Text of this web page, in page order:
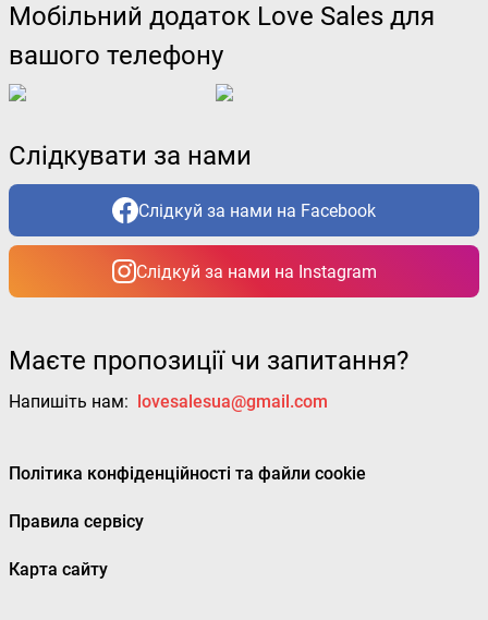
Мобільний додаток Love Sales для
вашого телефону
Слідкувати за нами
Слідкуй за нами на Facebook
Слідкуй за нами на Instagram
Маєте пропозиції чи запитання?
Напишіть нам: lovesalesua@gmail.com
Політика конфіденційності та файли cookie
Правила сервісу
Карта сайту